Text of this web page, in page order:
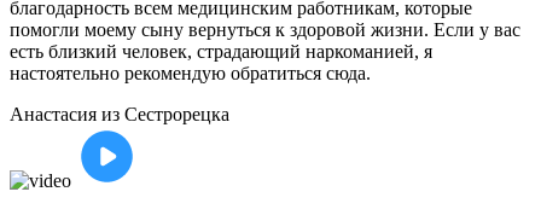
благодарность всем медицинским работникам, которые
помогли моему сыну вернуться к здоровой жизни. Если у вас
есть близкий человек, страдающий наркоманией, я
настоятельно рекомендую обратиться сюда.
Анастасия из Сестрорецка